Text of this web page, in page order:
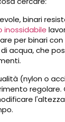
binari
inossidabile
per binari
acqua, che
(nylon o
regolare.